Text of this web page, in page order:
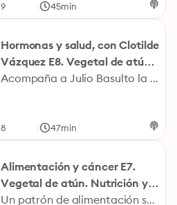
9 45min
Hormonas y salud, con Clotilde
Vázquez E8. Vegetal de atún.
Nutrición y salud con Julio
Acompaña a Julio Basulto la doctora Clotilde Vázquez, jefa corporativa de endocrinología y nutrición de la Fundación Jiménez Díaz y una de las voces más autorizadas de la endocrinología en nuestro país. Ambos hablan sobre el papel de las hormonas en nuestra salud, sin olvidar la importancia de la alimentación en etapas como la menopausia o la infancia. Fotografía Julio Basulto: Jordi Ribot Puntí.
8 47min
Alimentación y cáncer E7.
Vegetal de atún. Nutrición y
salud con Julio Basulto
Un patrón de alimentación saludable se relaciona claramente con un menor riesgo poblacional de padecer diversos tipos de cáncer. En este podcast, Julio Basulto detalla en qué consiste dicho patrón alimentario y también resuelve cuestiones como las siguientes: ¿Podemos evitar el cáncer con dietas, menús, alimentos, nutrientes o complementos alimenticios «anticáncer»? ¿Puede llegar a ser curativa nuestra dieta? ¿Y las terapias alternativas? Fotografía Julio Basulto: Jordi Ribot Puntí.